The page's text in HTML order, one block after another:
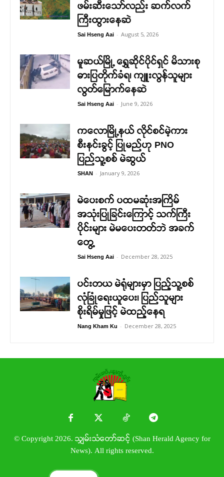
ဖမ်းဆီးသော်လည်း ဆက်လက်
ကြီးထွားနေဆဲ
Sai Hseng Aai - August 5, 2026
မူဆယ်မြို့ ရွှေဆိုင်ပိုင်ရှင် မိသားစု
ဓားပြတိုက်ခံရ၊ ကျူးလွန်သူများ
လွတ်မြောက်နေဆဲ
Sai Hseng Aai - June 9, 2026
ကလောမြို့နယ် လိုင်စင်မဲ့ကား
စီးနင်းခွင့် ပြုမည်ဟု PNO
ပြည်သူ့စစ် မဲဆွယ်
SHAN - January 9, 2026
မဲပေးစက် ပထမဆုံးအကြိမ်
အသုံးပြုခြင်းကြောင့် သက်ကြီး
ပိုင်းများ မဲမပေးတတ်ဘဲ အခက်
တွေ့
Sai Hseng Aai - December 28, 2025
ပင်းတယ မဲရုံများမှာ ပြည့်သူ့စစ်
လုံခြုံရေးယူပေး၊ ပြည်သူများ
စိုးရိမ်မှုဖြင့် မဲထည့်နေရ
Nang Kham Ku - December 28, 2025
© Copyright 2026. သျှမ်းသံတော်ဆင့် (Shan Herald Agency for
News). All rights reserved.